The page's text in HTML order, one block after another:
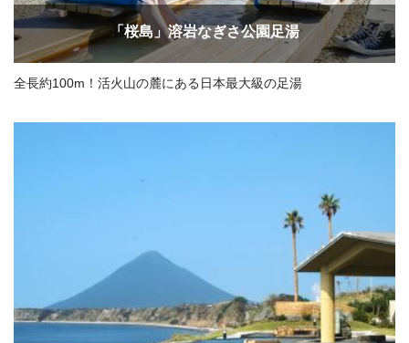
「桜島」溶岩なぎさ公園足湯
全長約100m！活火山の麓にある日本最大級の足湯